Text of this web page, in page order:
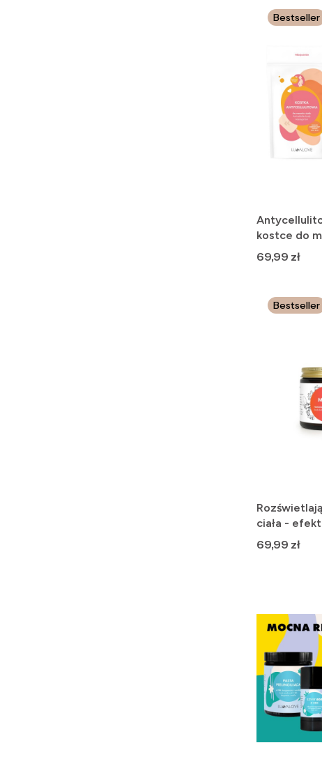
Bestseller
kostce do
mocne
Cena
69,99 zł
Bestseller
ciała -
Cena
69,99 zł